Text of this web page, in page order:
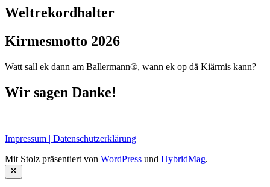
Weltrekordhalter
Kirmesmotto 2026
Watt sall ek dann am Ballermann®, wann ek op dä Kiärmis kann?
Wir sagen Danke!
Impressum | Datenschutzerklärung
Mit Stolz präsentiert von WordPress und HybridMag.
Schließen